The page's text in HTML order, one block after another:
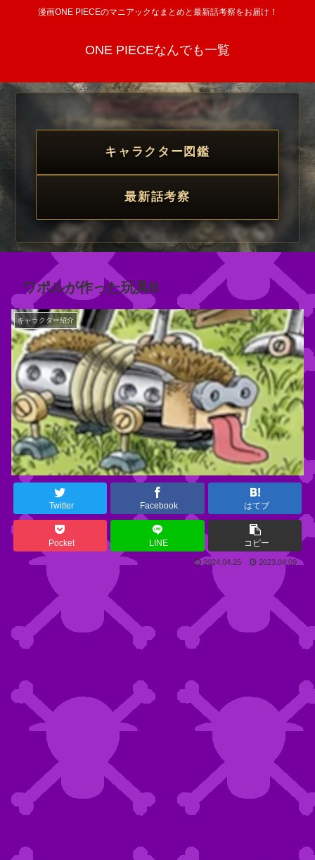
漫画ONE PIECEのマニアックなまとめと最新話考察をお届け！
ONE PIECEなんでも一覧
キャラクター図鑑
最新話考察
ワポルが作った玩具B
キャラクター紹介
Twitter Facebook はてブ
Pocket LINE コピー
2024.04.25 2023.04.09